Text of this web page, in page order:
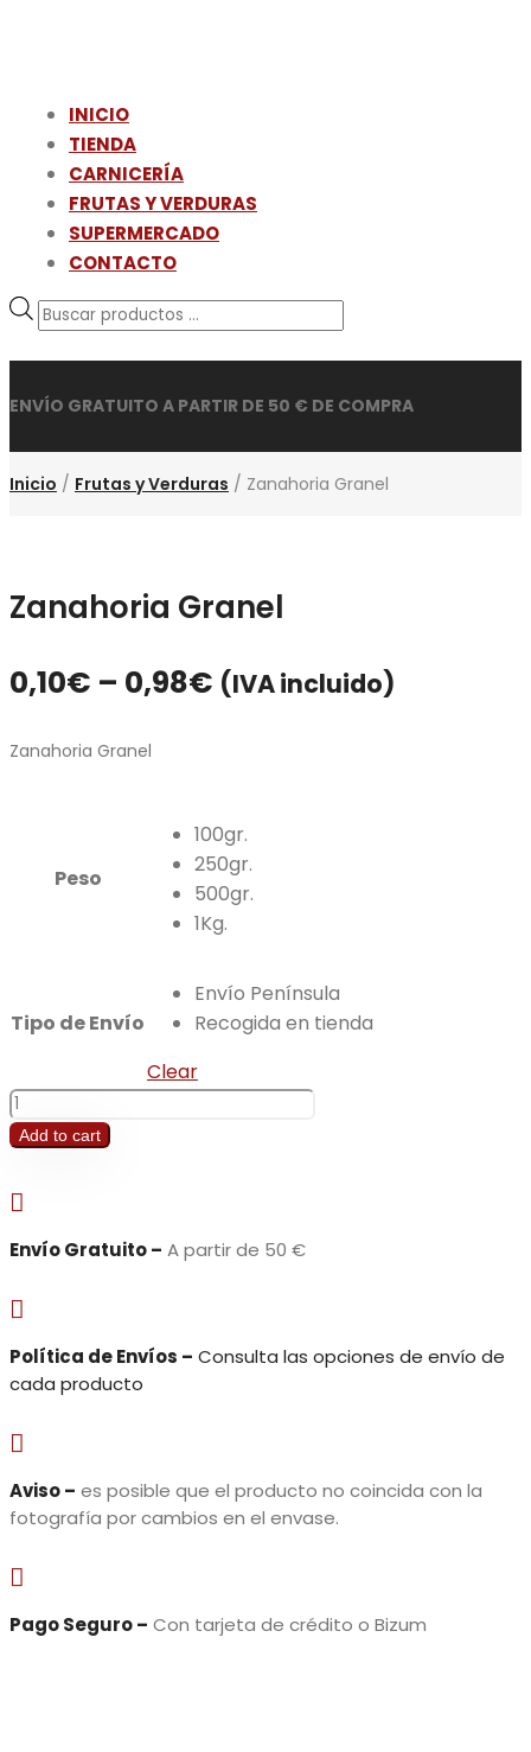
INICIO
TIENDA
CARNICERÍA
FRUTAS Y VERDURAS
SUPERMERCADO
CONTACTO
Búsqueda
de
productos
ENVÍO GRATUITO A PARTIR DE 50 € DE COMPRA
Inicio / Frutas y Verduras / Zanahoria Granel
Zanahoria Granel
0,10€ – 0,98€ (IVA incluido)
Zanahoria Granel
Peso
100gr.
250gr.
500gr.
1Kg.
Tipo de Envío
Envío Península
Recogida en tienda
Clear
Zanahoria
Granel
Add to cart

Envío Gratuito – A partir de 50 €

Política de Envíos – Consulta las opciones de envío de
cada producto

Aviso – es posible que el producto no coincida con la
fotografía por cambios en el envase.

Pago Seguro – Con tarjeta de crédito o Bizum